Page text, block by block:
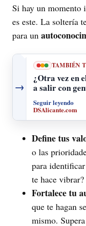
Si hay un momento
es este. La soltería
para un
→
TAMBIÉN
¿Otra vez en
a salir con
Seguir leyendo
DSAlicante.com
Define tus
o las
para
te hace
Fortalece tu
que te hagan
mismo.